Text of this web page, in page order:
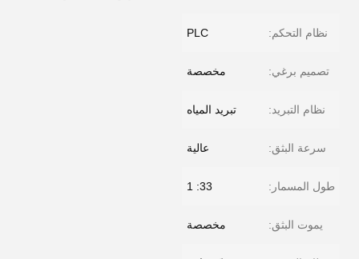
نظام التحكم: PLC
تصميم برغي: مخصصة
نظام التبريد: تبريد المياه
سرعة البثق: عالية
طول المسمار: 33: 1
يموت البثق: مخصصة